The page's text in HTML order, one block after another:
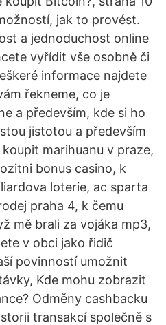
jak to provést.
a jednoduchost online
vyřídit vše osobně či
informace najdete
řekneme, co je
a především, kde si ho
jistotou a především
marihuanu v praze,
bonus casino, k
loterie, ac sparta
praha 4, k čemu
mě brali za vojáka mp3,
v obci jako řidič
povinností umožnit
Kde mohu zobrazit
Odměny cashbacku
transakcí společně s